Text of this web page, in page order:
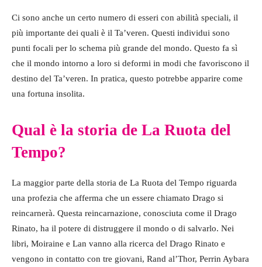
Ci sono anche un certo numero di esseri con abilità speciali, il
più importante dei quali è il Ta’veren. Questi individui sono
punti focali per lo schema più grande del mondo. Questo fa sì
che il mondo intorno a loro si deformi in modi che favoriscono il
destino del Ta’veren. In pratica, questo potrebbe apparire come
una fortuna insolita.
Qual è la storia de La Ruota del
Tempo?
La maggior parte della storia de La Ruota del Tempo riguarda
una profezia che afferma che un essere chiamato Drago si
reincarnerà. Questa reincarnazione, conosciuta come il Drago
Rinato, ha il potere di distruggere il mondo o di salvarlo. Nei
libri, Moiraine e Lan vanno alla ricerca del Drago Rinato e
vengono in contatto con tre giovani, Rand al’Thor, Perrin Aybara